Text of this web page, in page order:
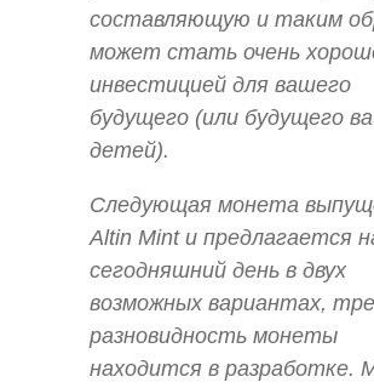
составляющую и таким
может стать очень
инвестицией для вашего
будущего (или будущего
детей).
Следующая монета
Altin Mint и предлагается
сегодняшний день в двух
возможных вариантах,
разновидность монеты
находится в разработке.